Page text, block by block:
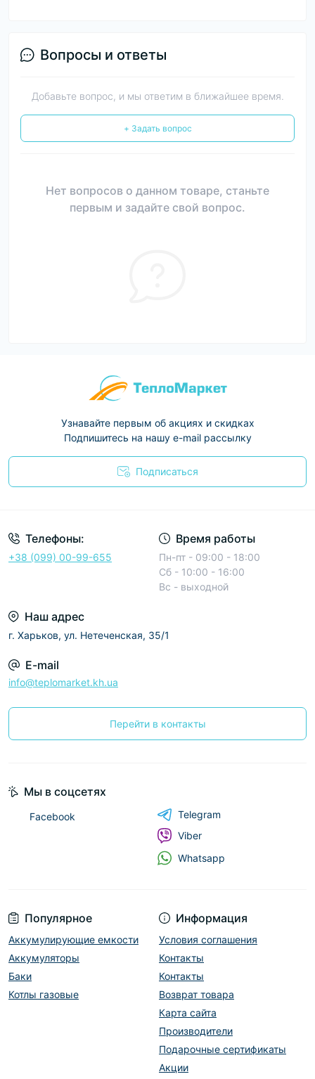
Вопросы и ответы
Добавьте вопрос, и мы ответим в ближайшее время.
+ Задать вопрос
Нет вопросов о данном товаре, станьте
первым и задайте свой вопрос.
Узнавайте первым об акциях и скидках
Подпишитесь на нашу e-mail рассылку
Подписаться
Телефоны:
+38 (099) 00-99-655
Время работы
Пн-пт - 09:00 - 18:00
Сб - 10:00 - 16:00
Вс - выходной
Наш адрес
г. Харьков, ул. Нетеченская, 35/1
E-mail
info@teplomarket.kh.ua
Перейти в контакты
Популярное
Аккумулирующие емкости
Аккумуляторы
Баки
Котлы газовые
Информация
Условия соглашения
Контакты
Контакты
Возврат товара
Карта сайта
Производители
Подарочные сертификаты
Акции
Мы в соцсетях
Facebook
Telegram
Viber
Whatsapp